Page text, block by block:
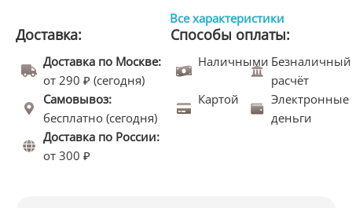
Все характеристики
Доставка:
Доставка по Москве:
от 290 ₽ (сегодня)
Самовывоз:
бесплатно (сегодня)
Доставка по России:
от 300 ₽
Способы оплаты:
Наличными Безналичный
расчёт
Картой
Электронные
деньги